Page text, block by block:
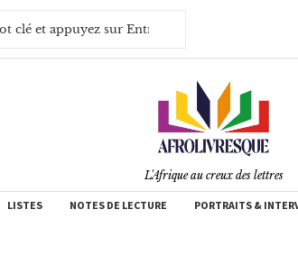
L'Afrique au creux des lettres
LISTES NOTES DE LECTURE PORTRAITS &